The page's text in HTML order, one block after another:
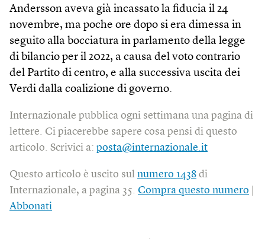
Andersson aveva già incassato la fiducia il 24
novembre, ma poche ore dopo si era dimessa in
seguito alla bocciatura in parlamento della legge
di bilancio per il 2022, a causa del voto contrario
del Partito di centro, e alla successiva uscita dei
Verdi dalla coalizione di governo.
Internazionale pubblica ogni settimana una pagina di
lettere. Ci piacerebbe sapere cosa pensi di questo
articolo. Scrivici a: posta@internazionale.it
Questo articolo è uscito sul numero 1438 di
Internazionale, a pagina 35. Compra questo numero
Abbonati